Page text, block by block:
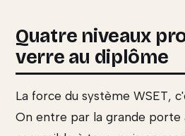
Quatre niveaux
verre au diplôme
La force du système WSET,
On entre par la grande porte